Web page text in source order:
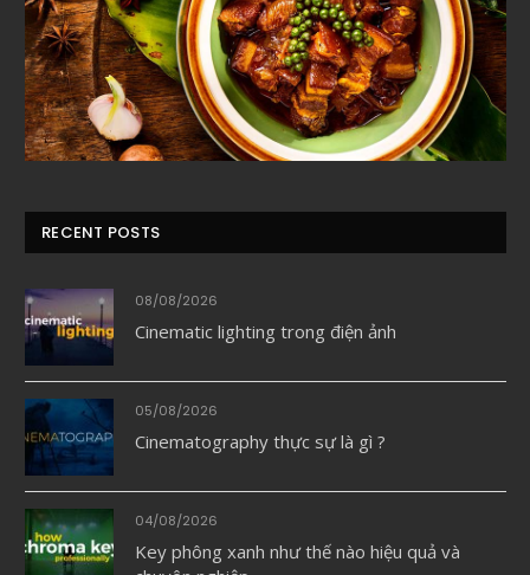
RECENT POSTS
08/08/2026
Cinematic lighting trong điện ảnh
05/08/2026
Cinematography thực sự là gì ?
04/08/2026
Key phông xanh như thế nào hiệu quả và